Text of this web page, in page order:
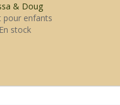
& Doug
pour enfants
stock